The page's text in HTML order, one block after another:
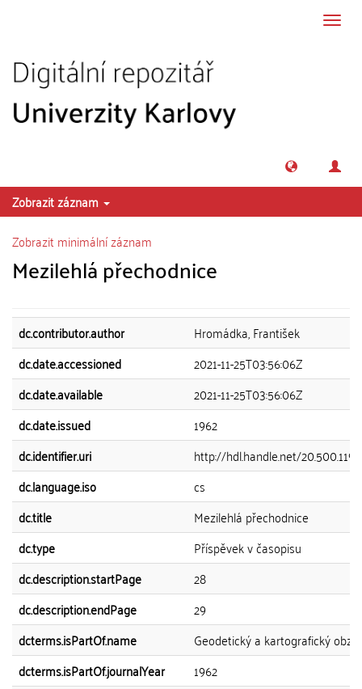
Zobrazit záznam
Zobrazit minimální záznam
Mezilehlá přechodnice
dc.contributor.author
Hromádka, František
dc.date.accessioned
2021-11-25T03:56:06Z
dc.date.available
2021-11-25T03:56:06Z
dc.date.issued
1962
dc.identifier.uri
http://hdl.handle.net/
dc.language.iso
cs
dc.title
Mezilehlá přechodnice
dc.type
Příspěvek v časopisu
dc.description.startPage
28
dc.description.endPage
29
dcterms.isPartOf.name
Geodetický a kartografický obzor
dcterms.isPartOf.journalYear
1962